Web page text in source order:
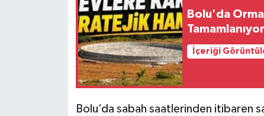
Bolu'da
Tamamlanıyor
İçeriği
Bolu’da sabah saatlerinden itibaren